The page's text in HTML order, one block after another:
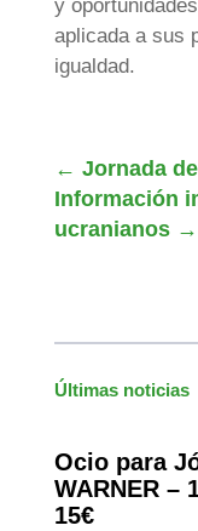
y
aplicada a sus
igualdad.
← Jornada
Información
ucranianos→
Últimas noticias
Ocio para
WARNER –
15€